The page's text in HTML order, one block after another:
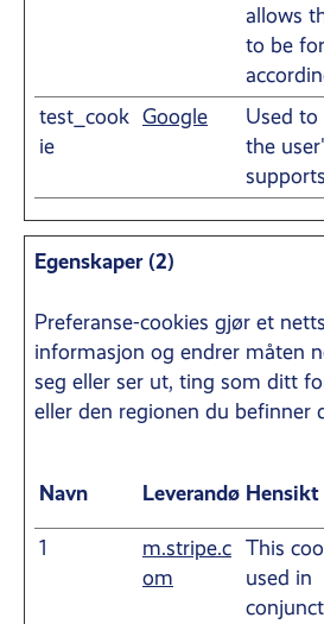
allows
to be
test_cook
ie
Google
Used to
the
Egenskaper (2)
Preferanse-cookies gjør et
informasjon og endrer måten
seg eller ser ut, ting som ditt
eller den regionen du befinner
Navn Leverandør Hensikt
1
m.stripe.c
om
This
used in